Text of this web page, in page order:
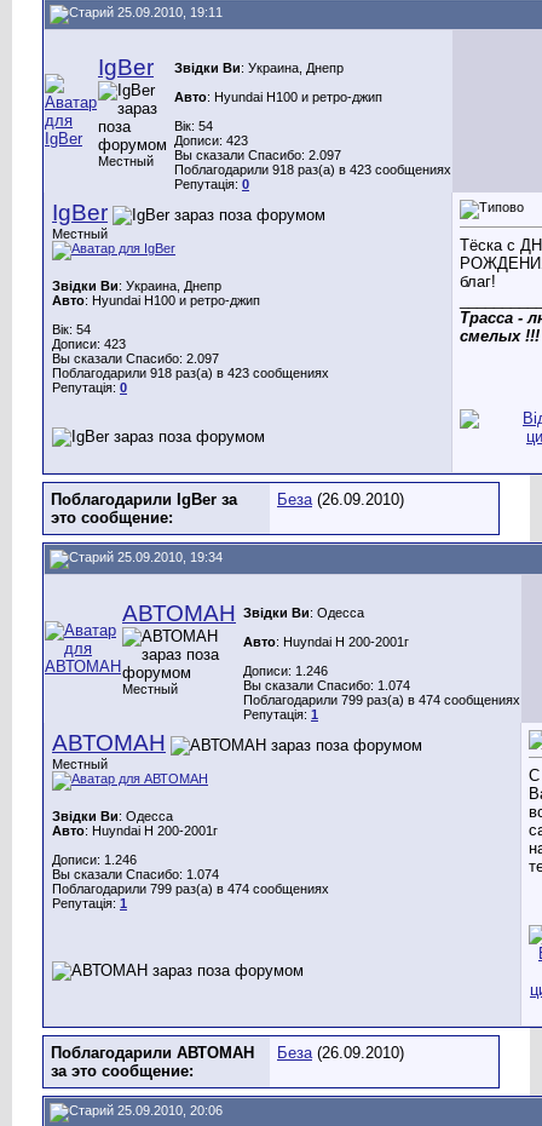
25.09.2010, 19:11
IgBer
Местный
Звідки Ви: Украина, Днепр
Авто: Hyundai H100 и ретро-джип
Вік: 54
Дописи: 423
Вы сказали Спасибо: 2.097
Поблагодарили 918 раз(а) в 423 сообщениях
Репутація: 0
IgBer
Местный
Звідки Ви: Украина, Днепр
Авто: Hyundai H100 и ретро-джип
Вік: 54
Дописи: 423
Вы сказали Спасибо: 2.097
Поблагодарили 918 раз(а) в 423 сообщениях
Репутація: 0
Тёска с
благ!
Трасса -
смелых !!!
Поблагодарили IgBer за
это сообщение:
Беза (26.09.2010)
25.09.2010, 19:34
АВТОМАН
Местный
Звідки Ви: Одесса
Авто: Huyndai H 200-2001г
Дописи: 1.246
Вы сказали Спасибо: 1.074
Поблагодарили 799 раз(а) в 474 сообщениях
Репутація: 1
АВТОМАН
Местный
Звідки Ви: Одесса
Авто: Huyndai H 200-2001г
Дописи: 1.246
Вы сказали Спасибо: 1.074
Поблагодарили 799 раз(а) в 474 сообщениях
Репутація: 1
С
Поблагодарили АВТОМАН
за это сообщение:
Беза (26.09.2010)
25.09.2010, 20:06